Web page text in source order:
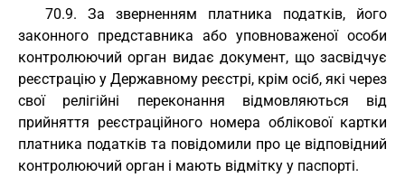
70.9. За зверненням платника податків, його
законного представника або уповноваженої особи
контролюючий орган видає документ, що засвідчує
реєстрацію у Державному реєстрі, крім осіб, які через
свої релігійні переконання відмовляються від
прийняття реєстраційного номера облікової картки
платника податків та повідомили про це відповідний
контролюючий орган і мають відмітку у паспорті.